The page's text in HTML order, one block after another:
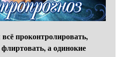
проконтролировать,
а одинокие